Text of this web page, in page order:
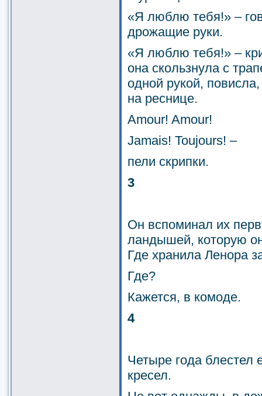
«Я люблю тебя!» –
дрожащие руки.
«Я люблю тебя!» –
она скользнула с
одной рукой,
на реснице.
Amour! Amour!
Jamais! Toujours! –
пели скрипки.
3
Он вспоминал их
ландышей, которую
Где хранила Ленора
Где?
Кажется, в комоде.
4
Четыре года блестел
кресел.